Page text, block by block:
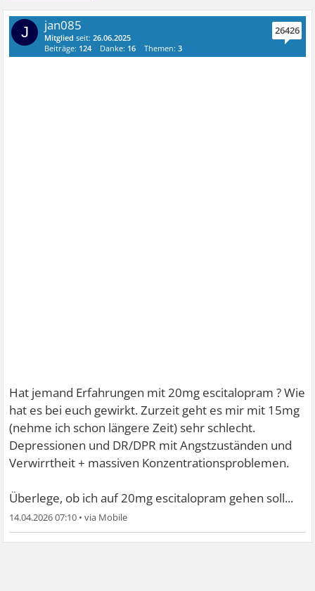
J jan085
Mitglied seit:26.06.2025
Beiträge: 124 Danke: 16 Themen:3
26426
Hat jemand Erfahrungen mit 20mg escitalopram ? Wie
hat es bei euch gewirkt. Zurzeit geht es mir mit 15mg
(nehme ich schon längere Zeit) sehr schlecht.
Depressionen und DR/DPR mit Angstzuständen und
Verwirrtheit + massiven Konzentrationsproblemen.
Überlege, ob ich auf 20mg escitalopram gehen soll...
14.04.2026 07:10 •